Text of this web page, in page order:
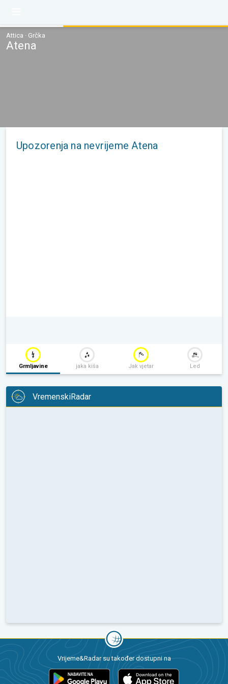
Attica · Grčka
Atena
Upozorenja na nevrijeme Atena
Grmljavine jaka kiša Jak vjetar Led
VremenskiRadar
Vrijeme&Radar su također dostupni na